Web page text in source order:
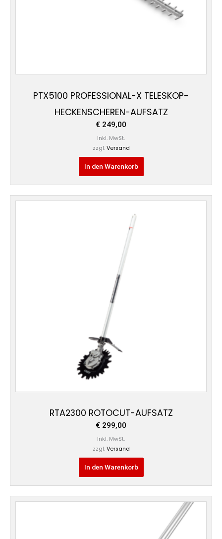
PTX5100 PROFESSIONAL-X TELESKOP-
HECKENSCHEREN-AUFSATZ
€ 249,00
Inkl. MwSt.
zzgl. Versand
In den Warenkorb
RTA2300 ROTOCUT-AUFSATZ
€ 299,00
Inkl. MwSt.
zzgl. Versand
In den Warenkorb